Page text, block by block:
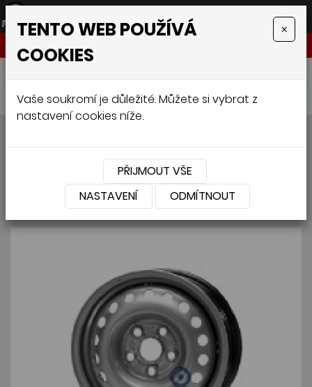
KROMAG AUDI/SEAT/ŠKODA/VOLKSWAGEN 6.5/ R16
ŠKODA/VOLKSWAGEN 6.5/
TENTO WEB POUŽÍVÁ
COOKIES
×
Vaše soukromí je důležité. Můžete si vybrat z
nastavení cookies níže.
PŘIJMOUT VŠE
NASTAVENÍ
ODMÍTNOUT